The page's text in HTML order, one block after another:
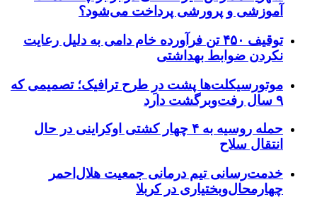
آموزشی و پرورشی پرداخت می‌شود؟
توقیف ۴۵۰ تن فرآورده خام دامی به دلیل رعایت
نکردن ضوابط بهداشتی
موتورسیکلت‌ها پشت درِ طرح ترافیک؛ تصمیمی که
۹ سال رفت‌وبرگشت دارد
حمله روسیه به ۴ چهار کشتی اوکراینی در حال
انتقال سلاح
خدمت‌رسانی تیم درمانی جمعیت هلال‌احمر
چهارمحال‌وبختیاری در کربلا